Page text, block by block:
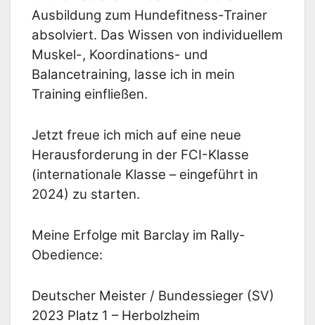
Ausbildung zum Hundefitness-Trainer
absolviert. Das Wissen von individuellem
Muskel-, Koordinations- und
Balancetraining, lasse ich in mein
Training einfließen.
Jetzt freue ich mich auf eine neue
Herausforderung in der FCI-Klasse
(internationale Klasse – eingeführt in
2024) zu starten.
Meine Erfolge mit Barclay im Rally-
Obedience:
Deutscher Meister / Bundessieger (SV)
2023 Platz 1 – Herbolzheim